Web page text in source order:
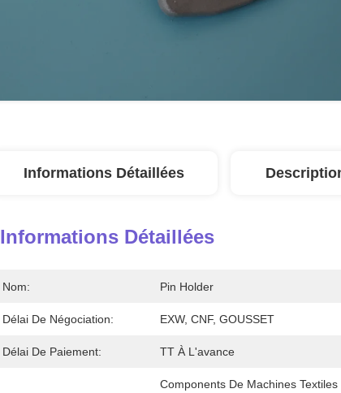
Informations Détaillées
Informations Détaillées
Nom: Pin Holder
Délai De Négociation: EXW, CNF, GOUSSET
Délai De Paiement: TT À L'avance
Components De Machines Textiles